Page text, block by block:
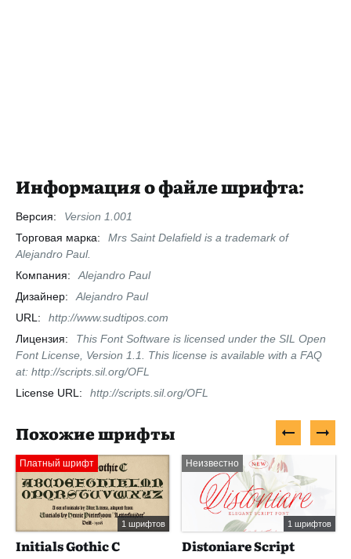
Информация о файле шрифта:
Версия:
Version 1.001
Торговая марка:
Mrs Saint Delafield is a trademark of
Alejandro Paul.
Компания:
Alejandro Paul
Дизайнер:
Alejandro Paul
URL:
http://www.sudtipos.com
Лицензия:
This Font Software is licensed under the SIL Open
Font License, Version 1.1. This license is available with a FAQ
at: http://scripts.sil.org/OFL
License URL:
http://scripts.sil.org/OFL
Похожие шрифты
Платный шрифт
1 шрифтов
Initials Gothic C
Неизвестно
1 шрифтов
Distoniare Script